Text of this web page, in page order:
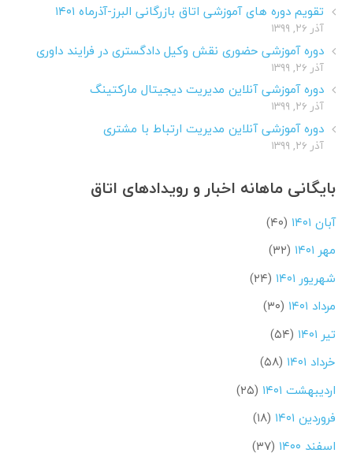
تقویم دوره های آموزشی اتاق بازرگانی البرز-آذرماه ۱۴۰۱
آذر ۲۶, ۱۳۹۹
دوره آموزشی حضوری نقش وکیل دادگستری در فرایند داوری
آذر ۲۶, ۱۳۹۹
دوره آموزشی آنلاین مدیریت دیجیتال مارکتینگ
آذر ۲۶, ۱۳۹۹
دوره آموزشی آنلاین مدیریت ارتباط با مشتری
آذر ۲۶, ۱۳۹۹
بایگانی ماهانه اخبار و رویدادهای اتاق
آبان ۱۴۰۱
(۴۰)
مهر ۱۴۰۱
(۳۲)
شهریور ۱۴۰۱
(۲۴)
مرداد ۱۴۰۱
(۳۰)
تیر ۱۴۰۱
(۵۴)
خرداد ۱۴۰۱
(۵۸)
اردیبهشت ۱۴۰۱
(۲۵)
فروردین ۱۴۰۱
(۱۸)
اسفند ۱۴۰۰
(۳۷)